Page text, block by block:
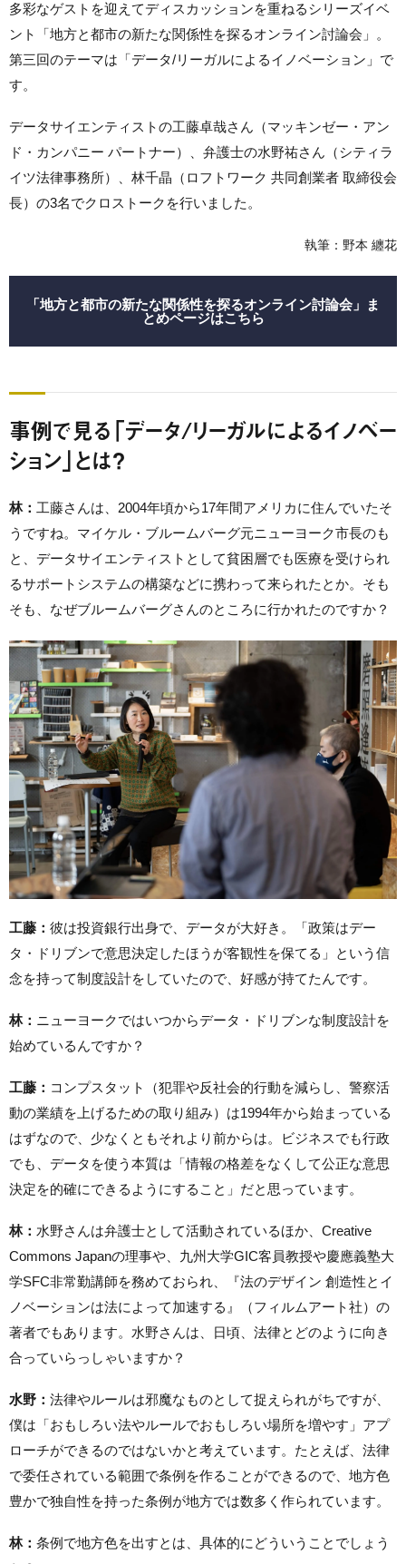
多彩なゲストを迎えてディスカッションを重ねるシリーズイベ
ント「地方と都市の新たな関係性を探るオンライン討論会」。
第三回のテーマは「データ/リーガルによるイノベーション」で
す。
データサイエンティストの工藤卓哉さん（マッキンゼー・アン
ド・カンパニー パートナー）、弁護士の水野祐さん（シティラ
イツ法律事務所）、林千晶（ロフトワーク 共同創業者 取締役会
長）の3名でクロストークを行いました。
執筆：野本 纏花
「地方と都市の新たな関係性を探るオンライン討論会」ま
とめページはこちら
事例で見る「データ/リーガルによるイノベー
ション」とは？
林： 工藤さんは、2004年頃から17年間アメリカに住んでいたそ
うですね。マイケル・ブルームバーグ元ニューヨーク市長のも
と、データサイエンティストとして貧困層でも医療を受けられ
るサポートシステムの構築などに携わって来られたとか。そも
そも、なぜブルームバーグさんのところに行かれたのですか？
工藤： 彼は投資銀行出身で、データが大好き。「政策はデー
タ・ドリブンで意思決定したほうが客観性を保てる」という信
念を持って制度設計をしていたので、好感が持てたんです。
林： ニューヨークではいつからデータ・ドリブンな制度設計を
始めているんですか？
工藤： コンプスタット（犯罪や反社会的行動を減らし、警察活
動の業績を上げるための取り組み）は1994年から始まっている
はずなので、少なくともそれより前からは。ビジネスでも行政
でも、データを使う本質は「情報の格差をなくして公正な意思
決定を的確にできるようにすること」だと思っています。
林： 水野さんは弁護士として活動されているほか、Creative
Commons Japanの理事や、九州大学GIC客員教授や慶應義塾大
学SFC非常勤講師を務めておられ、『法のデザイン 創造性とイ
ノベーションは法によって加速する』（フィルムアート社）の
著者でもあります。水野さんは、日頃、法律とどのように向き
合っていらっしゃいますか？
水野： 法律やルールは邪魔なものとして捉えられがちですが、
僕は「おもしろい法やルールでおもしろい場所を増やす」アプ
ローチができるのではないかと考えています。たとえば、法律
で委任されている範囲で条例を作ることができるので、地方色
豊かで独自性を持った条例が地方では数多く作られています。
林： 条例で地方色を出すとは、具体的にどういうことでしょう